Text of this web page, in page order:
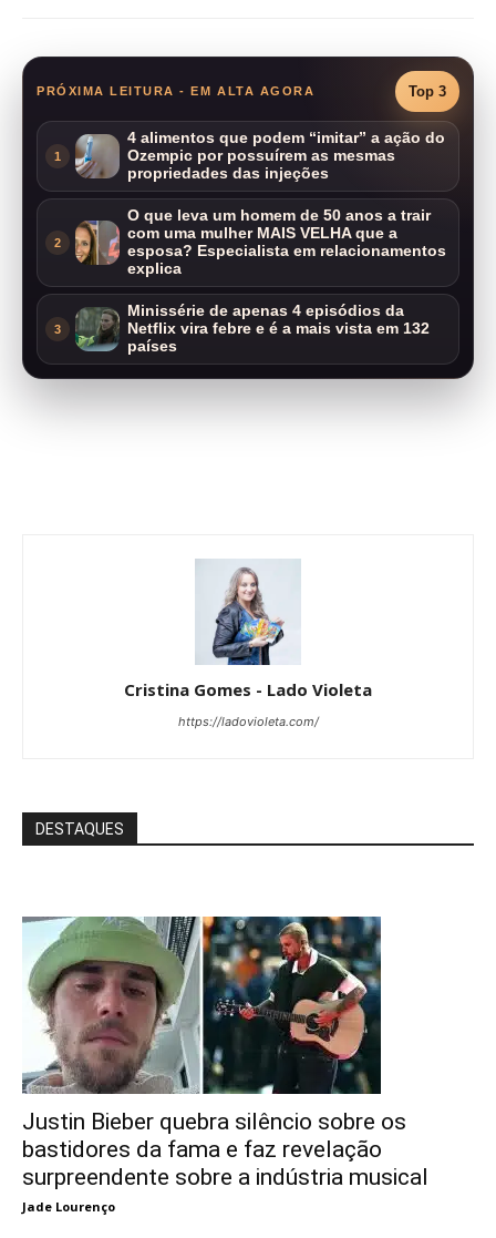
PRÓXIMA LEITURA - EM ALTA AGORA Top 3
1
4 alimentos que podem “imitar” a ação do
Ozempic por possuírem as mesmas
propriedades das injeções
2
O que leva um homem de 50 anos a trair
com uma mulher MAIS VELHA que a
esposa? Especialista em relacionamentos
explica
3
Minissérie de apenas 4 episódios da
Netflix vira febre e é a mais vista em 132
países
Cristina Gomes - Lado Violeta
https://ladovioleta.com/
DESTAQUES
Justin Bieber quebra silêncio sobre os
bastidores da fama e faz revelação
surpreendente sobre a indústria musical
Jade Lourenço